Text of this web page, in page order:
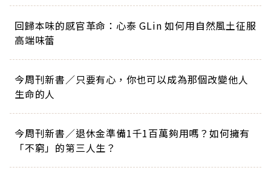
回歸本味的感官革命：心泰 GLin 如何用自然風土征服
高端味蕾
今周刊新書／只要有心，你也可以成為那個改變他人
生命的人
今周刊新書／退休金準備1千1百萬夠用嗎？如何擁有
「不窮」的第三人生？